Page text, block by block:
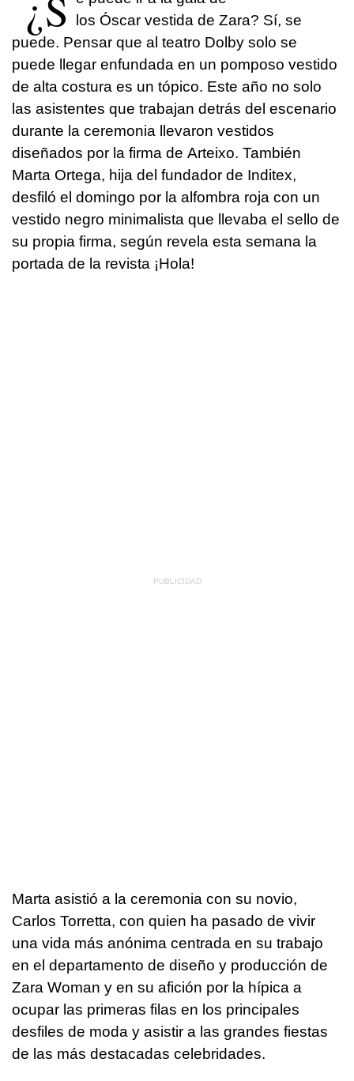
los Óscar vestida de Zara? Sí, se
puede. Pensar que al teatro Dolby solo se
puede llegar enfundada en un pomposo vestido
de alta costura es un tópico. Este año no solo
las asistentes que trabajan detrás del escenario
durante la ceremonia llevaron vestidos
diseñados por la firma de Arteixo. También
Marta Ortega, hija del fundador de Inditex,
desfiló el domingo por la alfombra roja con un
vestido negro minimalista que llevaba el sello de
su propia firma, según revela esta semana la
portada de la revista ¡Hola!
Marta asistió a la ceremonia con su novio,
Carlos Torretta, con quien ha pasado de vivir
una vida más anónima centrada en su trabajo
en el departamento de diseño y producción de
Zara Woman y en su afición por la hípica a
ocupar las primeras filas en los principales
desfiles de moda y asistir a las grandes fiestas
de las más destacadas celebridades.